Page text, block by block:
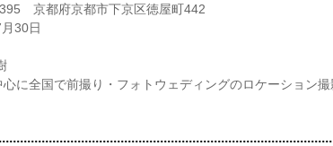
京都府京都市下京区徳屋町442
30日
に全国で前撮り・フォトウェディングのロケーション